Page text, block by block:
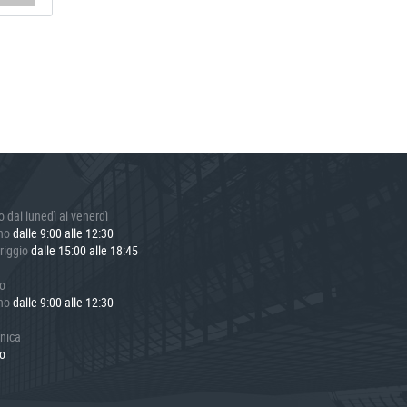
dal lunedì al venerdì
dalle 9:00 alle 12:30
dalle 15:00 alle 18:45
dalle 9:00 alle 12:30